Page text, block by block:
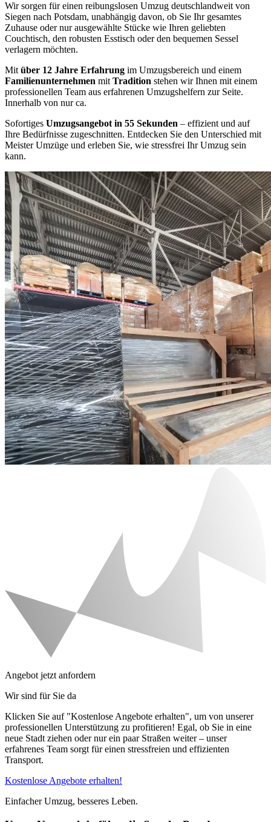
Wir sorgen für einen reibungslosen Umzug deutschlandweit von
Siegen nach Potsdam, unabhängig davon, ob Sie Ihr gesamtes
Zuhause oder nur ausgewählte Stücke wie Ihren geliebten
Couchtisch, den robusten Esstisch oder den bequemen Sessel
verlagern möchten.
Mit über 12 Jahre Erfahrung im Umzugsbereich und einem
Familienunternehmen mit Tradition stehen wir Ihnen mit einem
professionellen Team aus erfahrenen Umzugshelfern zur Seite.
Innerhalb von nur ca.
Sofortiges Umzugsangebot in 55 Sekunden – effizient und auf
Ihre Bedürfnisse zugeschnitten. Entdecken Sie den Unterschied mit
Meister Umzüge und erleben Sie, wie stressfrei Ihr Umzug sein
kann.
Angebot jetzt anfordern
Wir sind für Sie da
Klicken Sie auf "Kostenlose Angebote erhalten", um von unserer
professionellen Unterstützung zu profitieren! Egal, ob Sie in eine
neue Stadt ziehen oder nur ein paar Straßen weiter – unser
erfahrenes Team sorgt für einen stressfreien und effizienten
Transport.
Kostenlose Angebote erhalten!
Einfacher Umzug, besseres Leben.